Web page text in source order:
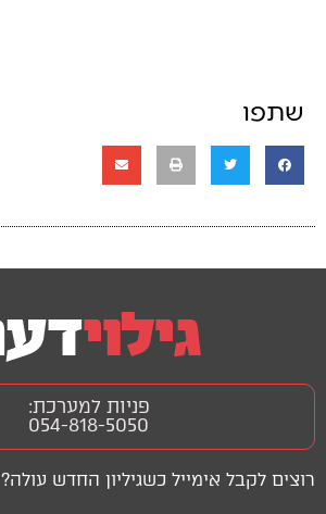
שתפו
רוצים לקבל אימייל כשגיליון החדש עולה?
פניות למערכת:
054-818-5050